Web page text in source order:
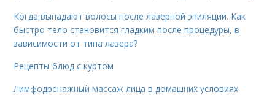
Когда выпадают волосы после лазерной эпиляции. Как
быстро тело становится гладким после процедуры, в
зависимости от типа лазера?
Рецепты блюд с куртом
Лимфодренажный массаж лица в домашних условиях